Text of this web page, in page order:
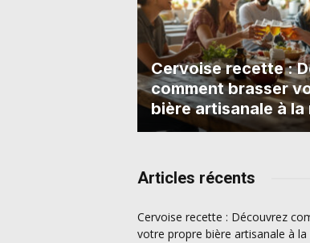
Cervoise recette :
comment brasser
bière artisanale à la
Articles récents
Cervoise recette : Découvrez
votre propre bière artisanale à la